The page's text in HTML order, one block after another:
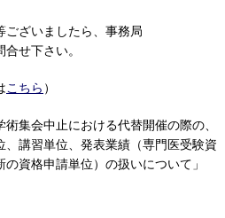
ございましたら、事務局
せ下さい。
こちら ）
術集会中止における代替開催の際の、
、講習単位、発表業績（専門医受験資
資格申請単位）の扱いについて」